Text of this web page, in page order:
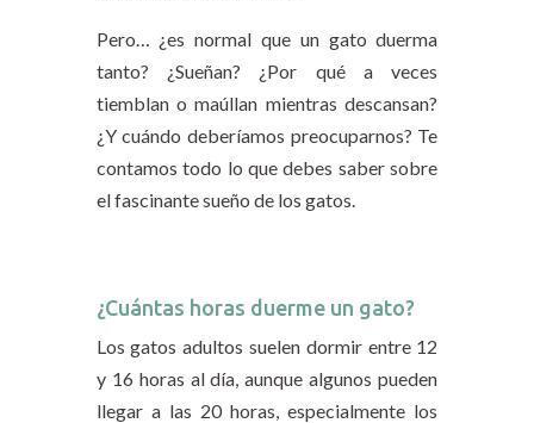
Pero… ¿es normal que un gato duerma
tanto? ¿Sueñan? ¿Por qué a veces
tiemblan o maúllan mientras descansan?
¿Y cuándo deberíamos preocuparnos? Te
contamos todo lo que debes saber sobre
el fascinante sueño de los gatos.
¿Cuántas horas duerme un gato?
Los gatos adultos suelen dormir entre 12
y 16 horas al día, aunque algunos pueden
llegar a las 20 horas, especialmente los